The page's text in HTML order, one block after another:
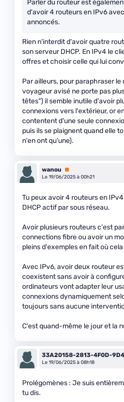
Parler du routeur est
d'avoir 4 routeurs en IPv6
annoncés.
Rien n'interdit d'avoir quatre
son serveur DHCP. En IPv4 le
offres et choisir celle qui lui
Par ailleurs, pour paraphraser
voyageur avisé ne porte pas
têtes") il semble inutile d'avoir
connexions vers l'extérieur, or
contentent d'une seule
puis ils se plaignent quand elle
n'en ont qu'une).
wanou
Premium
Le 19/06/2025 à 00h21
Tu peux avoir 4 routeurs en
DHCP actif par sous réseau.
Avoir plusieurs routeurs c'est
connections fibre ou avoir un
pleins d'exemples en fait où
Avec IPv6, avoir deux routeur
coexistent sans avoir à
ordinateurs vont adapter leur
connexions dynamiquement
toujours sans aucune
C'est quand-même le jour et la
33A20158-2813-4F0D-
Le 19/06/2025 à 08h18
Prolégomènes : Je suis
tu dis.